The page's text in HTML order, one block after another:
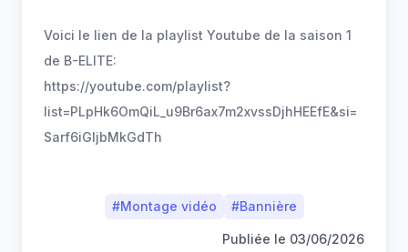
Voici le lien de la playlist Youtube de la saison 1
de B-ELITE:
https://youtube.com/playlist?
list=PLpHk6OmQiL_u9Br6ax7m2xvssDjhHEEfE&si=
Sarf6iGljbMkGdTh
#Montage vidéo #Bannière
Publiée le 03/06/2026